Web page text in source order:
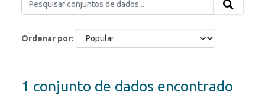
Ordenar por
1 conjunto de dados encontrado